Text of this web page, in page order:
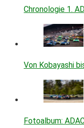
Chronologie 1.
Von Kobayashi
Fotoalbum: